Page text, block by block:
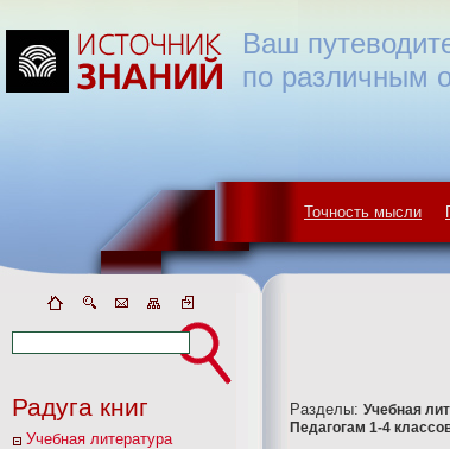
Точность мысли
Ваш
по различным
Радуга книг
Учебная литература
Разделы: Учебная
Педагогам 1-4